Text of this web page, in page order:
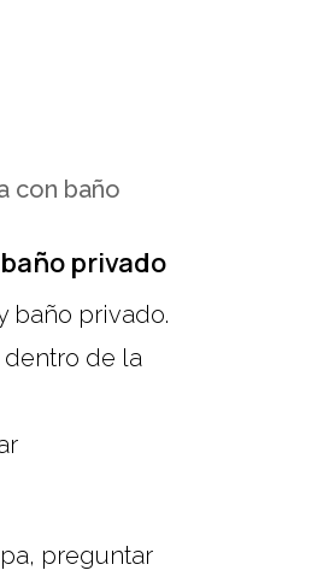
privado
baño privado.
dentro de la
preguntar